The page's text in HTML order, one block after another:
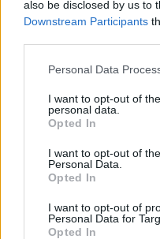
also be disclosed by us to
Downstream Participants
Personal Data
I want to opt-out of
personal data.
Opted In
I want to opt-out of
Personal Data.
Opted In
I want to opt-out of
Personal Data for
Opted In
Žinios | Lietuvos diena
Savaitės vidurys
Žinios | Orai
V. Zalužno
Ukrainos politikoje: jis
Laidos | Nauja diena